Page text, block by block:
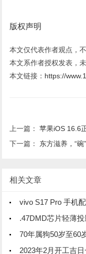
版权声明
本文仅代表作者观点，
本文系作者授权发表，
本文链接： https://
上一篇：苹果iOS 16.6
下一篇： 东方滋养，“碗”美挥
相关文章
vivo S17 Pro 手机配
.47DMD芯片轻薄
70年属狗50岁至60
2023年2月开工吉